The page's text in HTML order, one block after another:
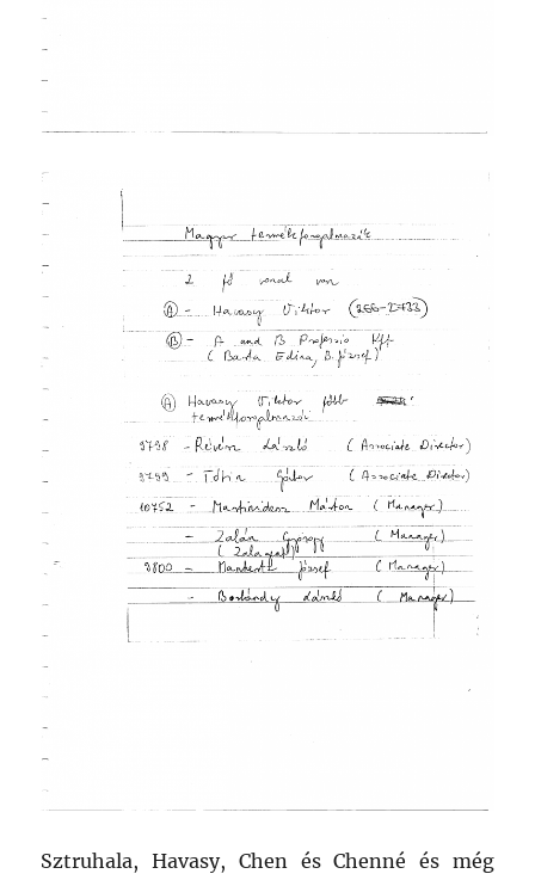
Sztruhala, Havasy, Chen és Chenné és még